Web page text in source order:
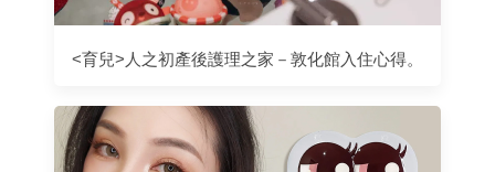
<育兒>人之初產後護理之家－敦化館入住心得。